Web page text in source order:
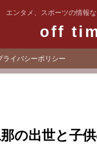
エンタメ、スポーツの情報
off
ライバシーポリシー
の出世と子